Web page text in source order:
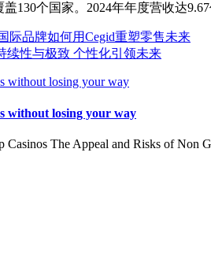
130个国家。2024年年度营收达
际品牌如何用Cegid重塑零售未来
续性与极致 个性化引领未来
without losing your way
Casinos The Appeal and Risks of Non